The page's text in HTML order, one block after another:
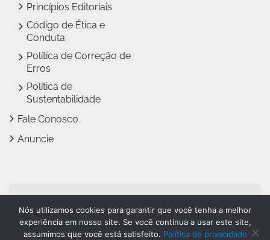
Princípios Editoriais
Código de Ética e
Conduta
Política de Correção de
Erros
Política de
Sustentabilidade
Fale Conosco
Anuncie
Jundiaí Notícias faz parte
doGrupo Novo Dia
Nós utilizamos cookies para garantir que você tenha a melhor
experiência em nosso site. Se você continua a usar este site,
assumimos que você está satisfeito. Política de privacidade